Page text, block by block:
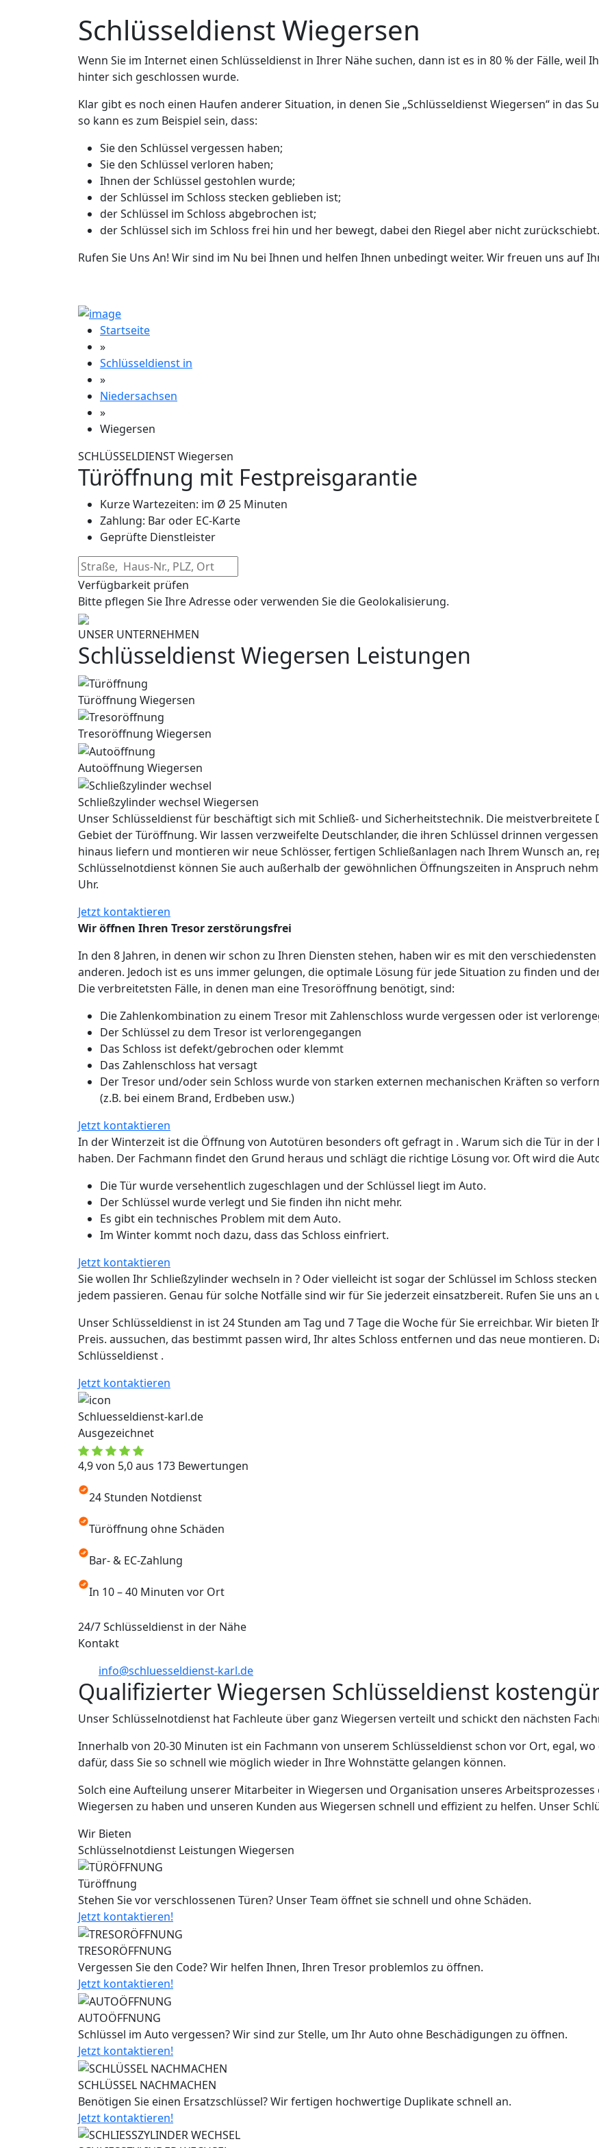
Schlüsseldienst Wiegersen
Wenn Sie im Internet einen Schlüsseldienst in Ihrer Nähe suchen, dann ist es in 80 % der Fälle, weil
hinter sich geschlossen wurde.
Klar gibt es noch einen Haufen anderer Situation, in denen Sie „Schlüsseldienst Wiegersen“ in das
so kann es zum Beispiel sein, dass:
Sie den Schlüssel vergessen haben;
Sie den Schlüssel verloren haben;
Ihnen der Schlüssel gestohlen wurde;
der Schlüssel im Schloss stecken geblieben ist;
der Schlüssel im Schloss abgebrochen ist;
der Schlüssel sich im Schloss frei hin und her bewegt, dabei den Riegel aber nicht zurückschiebt.
Rufen Sie Uns An! Wir sind im Nu bei Ihnen und helfen Ihnen unbedingt weiter. Wir freuen uns auf
Startseite
»
Schlüsseldienst in
»
Niedersachsen
»
Wiegersen
SCHLÜSSELDIENST Wiegersen
Türöffnung mit Festpreisgarantie
Kurze Wartezeiten: im Ø 25 Minuten
Zahlung: Bar oder EC-Karte
Geprüfte Dienstleister
Verfügbarkeit prüfen
Bitte pflegen Sie Ihre Adresse oder verwenden Sie die Geolokalisierung.
UNSER UNTERNEHMEN
Schlüsseldienst Wiegersen Leistungen
Türöffnung Wiegersen
Tresoröffnung Wiegersen
Autoöffnung Wiegersen
Schließzylinder wechsel Wiegersen
Unser Schlüsseldienst für beschäftigt sich mit Schließ- und Sicherheitstechnik. Die meistverbreitete
Gebiet der Türöffnung. Wir lassen verzweifelte Deutschlander, die ihren Schlüssel drinnen
hinaus liefern und montieren wir neue Schlösser, fertigen Schließanlagen nach Ihrem Wunsch an,
Schlüsselnotdienst können Sie auch außerhalb der gewöhnlichen Öffnungszeiten in Anspruch
Uhr.
Jetzt kontaktieren
Wir öffnen Ihren Tresor zerstörungsfrei
In den 8 Jahren, in denen wir schon zu Ihren Diensten stehen, haben wir es mit den
anderen. Jedoch ist es uns immer gelungen, die optimale Lösung für jede Situation zu finden und
Die verbreitetsten Fälle, in denen man eine Tresoröffnung benötigt, sind:
Die Zahlenkombination zu einem Tresor mit Zahlenschloss wurde vergessen oder ist
Der Schlüssel zu dem Tresor ist verlorengegangen
Das Schloss ist defekt/gebrochen oder klemmt
Das Zahlenschloss hat versagt
Der Tresor und/oder sein Schloss wurde von starken externen mechanischen Kräften so
(z.B. bei einem Brand, Erdbeben usw.)
Jetzt kontaktieren
In der Winterzeit ist die Öffnung von Autotüren besonders oft gefragt in . Warum sich die Tür in
haben. Der Fachmann findet den Grund heraus und schlägt die richtige Lösung vor. Oft wird die
Die Tür wurde versehentlich zugeschlagen und der Schlüssel liegt im Auto.
Der Schlüssel wurde verlegt und Sie finden ihn nicht mehr.
Es gibt ein technisches Problem mit dem Auto.
Im Winter kommt noch dazu, dass das Schloss einfriert.
Jetzt kontaktieren
Sie wollen Ihr Schließzylinder wechseln in ? Oder vielleicht ist sogar der Schlüssel im Schloss
jedem passieren. Genau für solche Notfälle sind wir für Sie jederzeit einsatzbereit. Rufen Sie uns an
Unser Schlüsseldienst in ist 24 Stunden am Tag und 7 Tage die Woche für Sie erreichbar. Wir
Preis. aussuchen, das bestimmt passen wird, Ihr altes Schloss entfernen und das neue montieren.
Schlüsseldienst .
Jetzt kontaktieren
Schluesseldienst-karl.de
Ausgezeichnet
4,9 von 5,0 aus 173 Bewertungen
24 Stunden Notdienst
Türöffnung ohne Schäden
Bar- & EC-Zahlung
In 10 – 40 Minuten vor Ort
24/7 Schlüsseldienst in der Nähe
Kontakt
info@schluesseldienst-karl.de
Qualifizierter Wiegersen Schlüsseldienst
Unser Schlüsselnotdienst hat Fachleute über ganz Wiegersen verteilt und schickt den nächsten
Innerhalb von 20-30 Minuten ist ein Fachmann von unserem Schlüsseldienst schon vor Ort, egal,
dafür, dass Sie so schnell wie möglich wieder in Ihre Wohnstätte gelangen können.
Solch eine Aufteilung unserer Mitarbeiter in Wiegersen und Organisation unseres
Wiegersen zu haben und unseren Kunden aus Wiegersen schnell und effizient zu helfen. Unser
Wir Bieten
Schlüsselnotdienst Leistungen Wiegersen
Türöffnung
Stehen Sie vor verschlossenen Türen? Unser Team öffnet sie schnell und ohne Schäden.
Jetzt kontaktieren!
TRESORÖFFNUNG
Vergessen Sie den Code? Wir helfen Ihnen, Ihren Tresor problemlos zu öffnen.
Jetzt kontaktieren!
AUTOÖFFNUNG
Schlüssel im Auto vergessen? Wir sind zur Stelle, um Ihr Auto ohne Beschädigungen zu öffnen.
Jetzt kontaktieren!
SCHLÜSSEL NACHMACHEN
Benötigen Sie einen Ersatzschlüssel? Wir fertigen hochwertige Duplikate schnell an.
Jetzt kontaktieren!